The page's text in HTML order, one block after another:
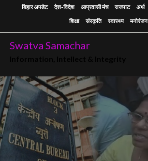
बिहार अपडेट देश-विदेश आप्रवासी मंच राजपाट अर्थ
शिक्षा
संस्कृति स्वास्थ्य मनोरंजन
Swatva Samachar